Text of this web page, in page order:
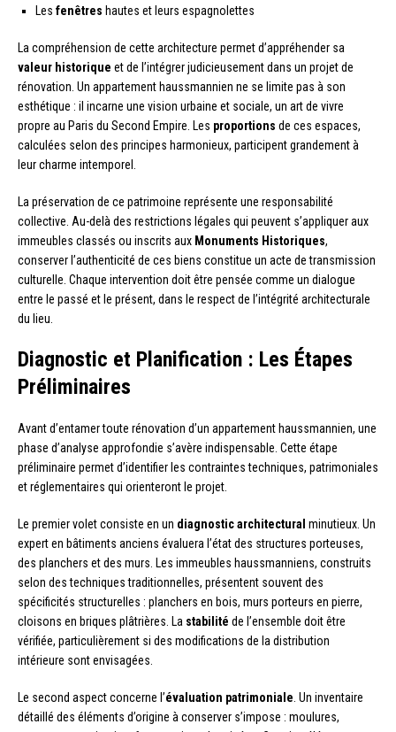
Les fenêtres hautes et leurs espagnolettes
La compréhension de cette architecture permet d’appréhender sa
valeur historique et de l’intégrer judicieusement dans un projet de
rénovation. Un appartement haussmannien ne se limite pas à son
esthétique : il incarne une vision urbaine et sociale, un art de vivre
propre au Paris du Second Empire. Les proportions de ces espaces,
calculées selon des principes harmonieux, participent grandement à
leur charme intemporel.
La préservation de ce patrimoine représente une responsabilité
collective. Au-delà des restrictions légales qui peuvent s’appliquer aux
immeubles classés ou inscrits aux Monuments Historiques,
conserver l’authenticité de ces biens constitue un acte de transmission
culturelle. Chaque intervention doit être pensée comme un dialogue
entre le passé et le présent, dans le respect de l’intégrité architecturale
du lieu.
Diagnostic et Planification : Les Étapes
Préliminaires
Avant d’entamer toute rénovation d’un appartement haussmannien, une
phase d’analyse approfondie s’avère indispensable. Cette étape
préliminaire permet d’identifier les contraintes techniques, patrimoniales
et réglementaires qui orienteront le projet.
Le premier volet consiste en un diagnostic architectural minutieux. Un
expert en bâtiments anciens évaluera l’état des structures porteuses,
des planchers et des murs. Les immeubles haussmanniens, construits
selon des techniques traditionnelles, présentent souvent des
spécificités structurelles : planchers en bois, murs porteurs en pierre,
cloisons en briques plâtrières. La stabilité de l’ensemble doit être
vérifiée, particulièrement si des modifications de la distribution
intérieure sont envisagées.
Le second aspect concerne l’évaluation patrimoniale . Un inventaire
détaillé des éléments d’origine à conserver s’impose : moulures,